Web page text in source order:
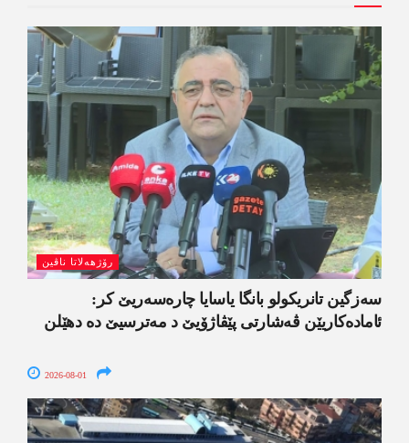
رۆژھەلاتا ناڤین
سەزگین تانریکولو بانگا یاسایا چارەسەریێ کر:
ئامادەکاریێن ڤەشارتی پێڤاژۆیێ د مەترسیێ دە دھێلن
2026-08-01